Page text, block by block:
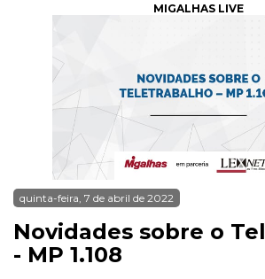
MIGALHAS LIVE
quinta-feira, 7 de abril de 2022
Novidades sobre o
- MP 1.108